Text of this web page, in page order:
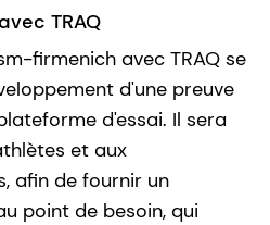
TRAQ
firmenich avec TRAQ se
d'une preuve
d'essai. Il sera
et aux
afin de fournir un
point de besoin, qui